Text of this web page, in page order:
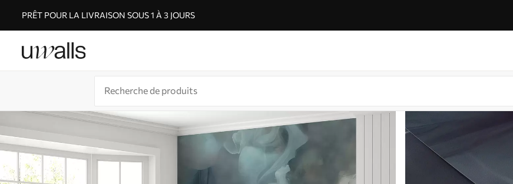
PRÊT POUR LA LIVRAISON SOUS 1 À 3 JOURS